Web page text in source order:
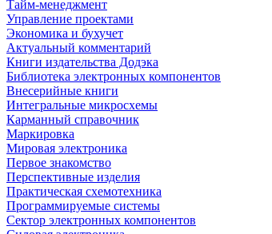
Тайм-менеджмент
Управление проектами
Экономика и бухучет
Актуальный комментарий
Книги издательства Додэка
Библиотека электронных компонентов
Внесерийные книги
Интегральные микросхемы
Карманный справочник
Маркировка
Мировая электроника
Первое знакомство
Перспективные изделия
Практическая схемотехника
Программируемые системы
Сектор электронных компонентов